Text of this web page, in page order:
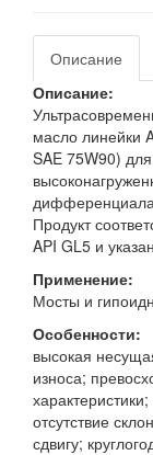
Описание
Описание:
масло линейки
SAE 75W90)
Продукт
API GL5 и
Применение:
Мосты и
Особенности:
высокая
износа;
отсутствие
сдвигу;